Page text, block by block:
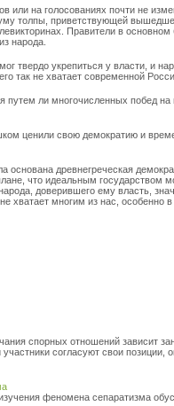
или на голосованиях почти не
толпы, приветствующей
Правители в основном
народа.
твердо укрепиться у власти, и
так не хватает современной
путем ли многочисленных побед
ценили свою демократию и
древнегреческая
что идеальным государством
доверившего ему власть,
хватает многим из нас, особенно
спорных отношений зависит
согласуют свои позиции,
феномена сепаратизма